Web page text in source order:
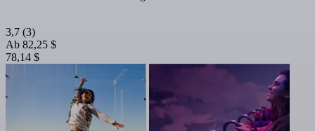
3,7 (3)
Ab 82,25 $
78,14 $